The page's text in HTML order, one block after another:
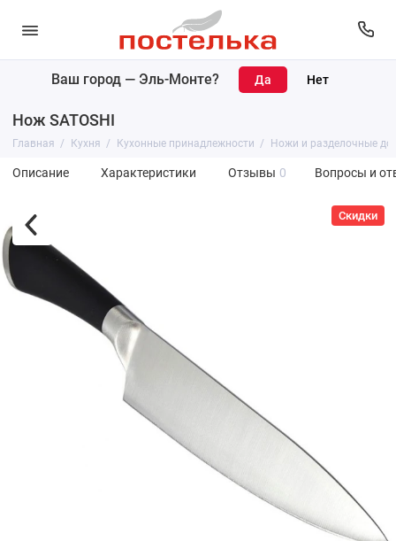
Ваш город — Эль-Монте?
Нож SATOSHI
Главная Кухня Кухонные принадлежности Ножи и разделочные
Описание Характеристики Отзывы 0 Вопросы и
Скидки